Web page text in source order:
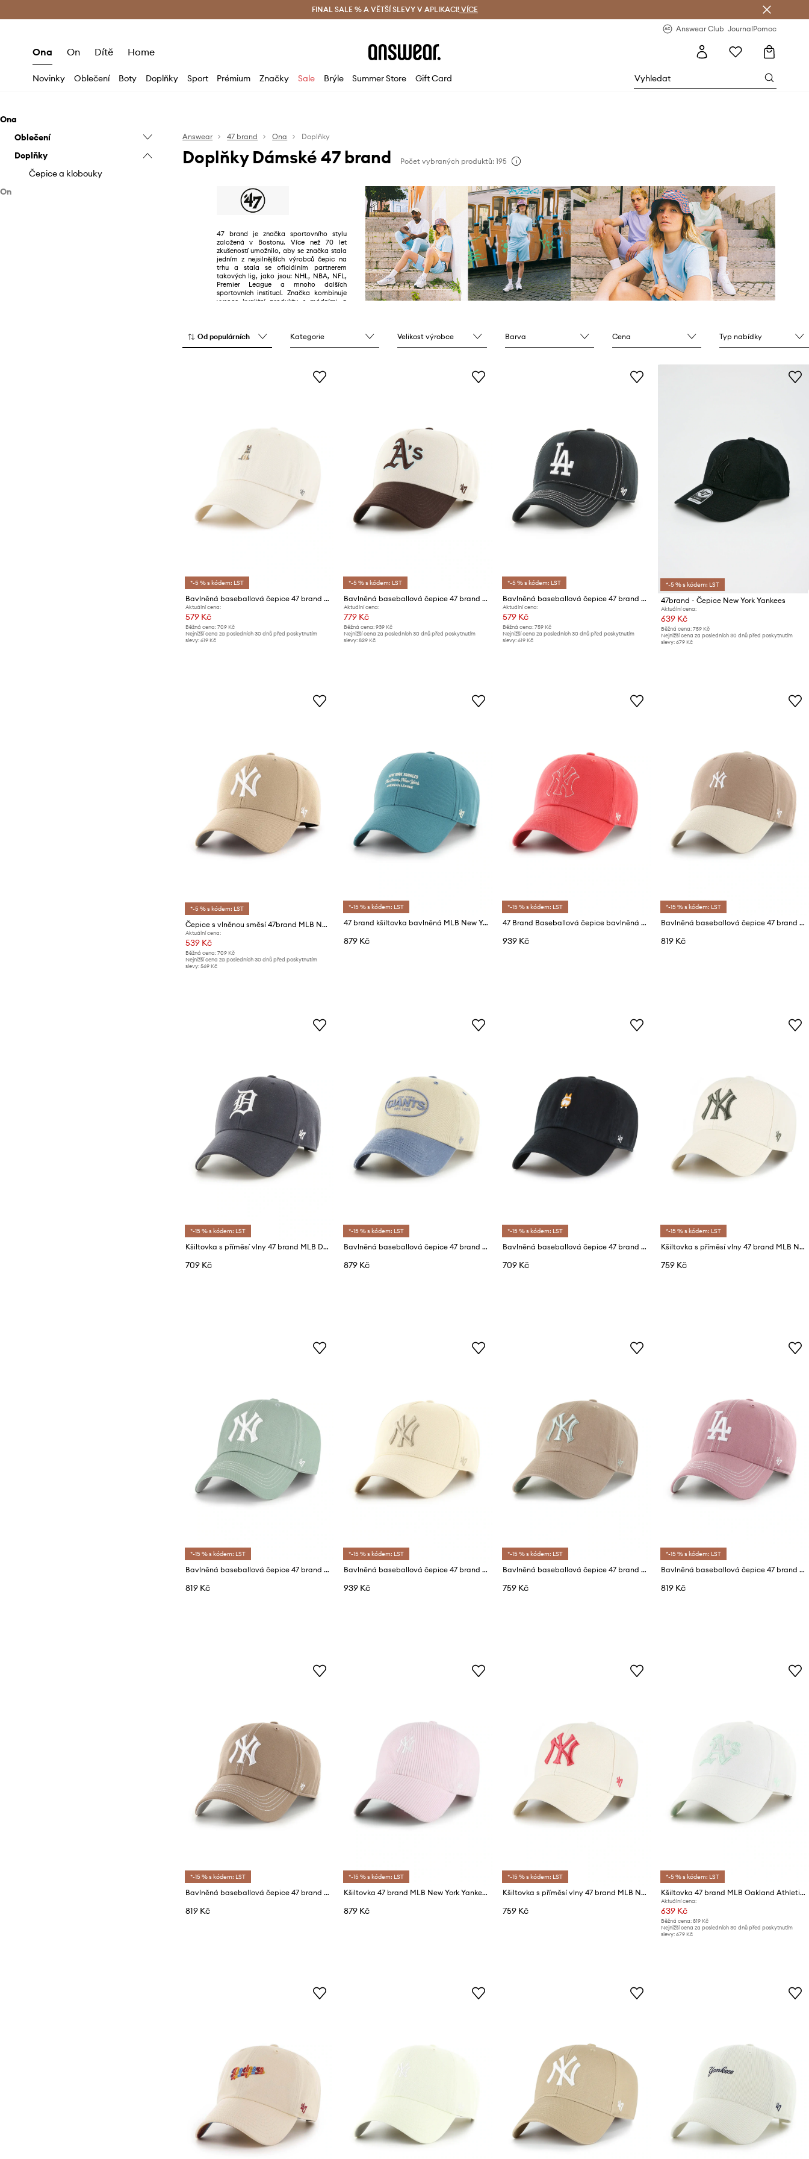
Doručení a vrácení zdarma (od 1800 Kč) Doručení i do 24 h
FINAL SALE % A VĚTŠÍ SLEVY V APLIKACI! VÍCE
Answear Club JournalPomoc
Ona On Dítě Home
Novinky Oblečení Boty Doplňky Sport Prémium Značky Sale Brýle Summer Store Gift Card
Ona
Oblečení
Mikiny
Topy a trička
Doplňky
Čepice a klobouky
On
Answear 47 brand Ona Doplňky
Doplňky Dámské 47 brand Počet vybraných produktů: 195
47 brand je značka sportovního stylu
založená v Bostonu. Více než 70 let
zkušeností umožnilo, aby se značka stala
jedním z nejsilnějších výrobců čepic na
trhu a stala se oficiálním partnerem
takových lig, jako jsou: NHL, NBA, NFL,
Premier League a mnoho dalších
sportovních institucí. Značka kombinuje
vysoce kvalitní produkty s módními a
Od populárních Kategorie Velikost výrobce Barva Cena Typ nabídky
*-5 % s kódem: LST
Bavlněná baseballová čepice 47 brand Dog Base Runner Icon
Aktuální cena:
579 Kč
Běžná cena: 709 Kč
Nejnižší cena za posledních 30 dnů před poskytnutím
slevy: 619 Kč
*-5 % s kódem: LST
Bavlněná baseballová čepice 47 brand MLB Athletics Sure Shot
Aktuální cena:
779 Kč
Běžná cena: 939 Kč
Nejnižší cena za posledních 30 dnů před poskytnutím
slevy: 829 Kč
*-5 % s kódem: LST
Bavlněná baseballová čepice 47 brand MLB Los Angeles Dodgers
Aktuální cena:
579 Kč
Běžná cena: 759 Kč
Nejnižší cena za posledních 30 dnů před poskytnutím
slevy: 619 Kč
*-5 % s kódem: LST
47brand - Čepice New York Yankees
Aktuální cena:
639 Kč
Běžná cena: 759 Kč
Nejnižší cena za posledních 30 dnů před poskytnutím
slevy: 679 Kč
*-5 % s kódem: LST
Čepice s vlněnou směsí 47brand MLB New York Yankees
Aktuální cena:
539 Kč
Běžná cena: 709 Kč
Nejnižší cena za posledních 30 dnů před poskytnutím
slevy: 569 Kč
*-15 % s kódem: LST
47 brand kšiltovka bavlněná MLB New York Yankees
879 Kč
*-15 % s kódem: LST
47 Brand Baseballová čepice bavlněná MLB New York Yankees
939 Kč
*-15 % s kódem: LST
Bavlněná baseballová čepice 47 brand MLB New York Yankees
819 Kč
*-15 % s kódem: LST
Kšiltovka s příměsí vlny 47 brand MLB Detroit Tigers
709 Kč
*-15 % s kódem: LST
Bavlněná baseballová čepice 47 brand NFL New York Giants
879 Kč
*-15 % s kódem: LST
Bavlněná baseballová čepice 47 brand Dog Base Runner Icon
709 Kč
*-15 % s kódem: LST
Kšiltovka s příměsí vlny 47 brand MLB New York Yankees
759 Kč
*-15 % s kódem: LST
Bavlněná baseballová čepice 47 brand MLB New York Yankees
819 Kč
*-15 % s kódem: LST
Bavlněná baseballová čepice 47 brand MLB New York Yankees
939 Kč
*-15 % s kódem: LST
Bavlněná baseballová čepice 47 brand MLB New York Yankees
759 Kč
*-15 % s kódem: LST
Bavlněná baseballová čepice 47 brand MLB Los Angeles Dodgers
819 Kč
*-15 % s kódem: LST
Bavlněná baseballová čepice 47 brand MLB New York Yankees
819 Kč
*-15 % s kódem: LST
Kšiltovka 47 brand MLB New York Yankees
879 Kč
*-15 % s kódem: LST
Kšiltovka s příměsí vlny 47 brand MLB New York Yankees
759 Kč
*-5 % s kódem: LST
Kšiltovka 47 brand MLB Oakland Athletics
Aktuální cena:
639 Kč
Běžná cena: 819 Kč
Nejnižší cena za posledních 30 dnů před poskytnutím
slevy: 679 Kč